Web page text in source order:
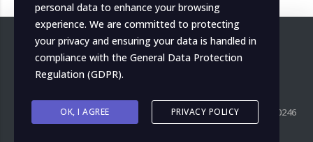
Copyright ©2026MH Italia. All right reserved. P.IVA IT04139000246
personal data to enhance your browsing
experience. We are committed to protecting
your privacy and ensuring your data is handled in
compliance with the General Data Protection
Regulation (GDPR).
OK, I AGREE PRIVACY POLICY